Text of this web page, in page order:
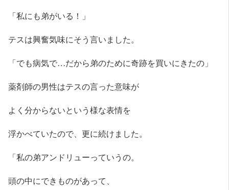
「私にも弟がいる！」
テスは興奮気味にそう言いました。
「でも病気で…だから弟のために奇跡を買いにきたの」
薬剤師の男性はテスの言った意味が
よく分からないという様な表情を
浮かべていたので、更に続けました。
「私の弟アンドリューっていうの。
頭の中にできものがあって、